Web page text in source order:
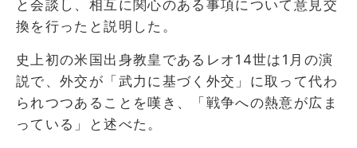
と会談し、相互に関心のある事項について意見交
換を行ったと説明した。
史上初の米国出身教皇であるレオ14世は1月の演
説で、外交が「武力に基づく外交」に取って代わ
られつつあることを嘆き、「戦争への熱意が広ま
っている」と述べた。